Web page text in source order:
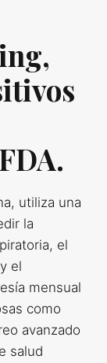
utiliza una
la
el
el
mensual
como
avanzado
salud